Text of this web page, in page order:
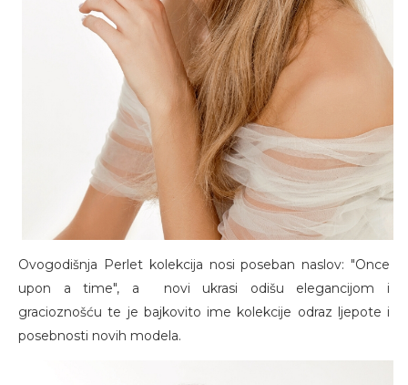
Ovogodišnja Perlet kolekcija nosi poseban naslov: "Once
upon a time", a novi ukrasi odišu elegancijom i
gracioznošću te je bajkovito ime kolekcije odraz ljepote i
posebnosti novih modela.